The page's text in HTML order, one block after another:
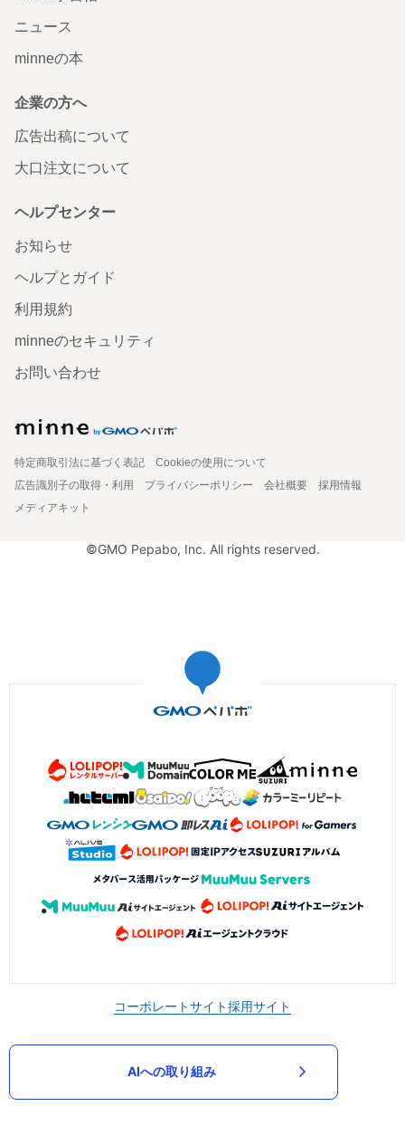
ニュース
minneの本
企業の方へ
広告出稿について
大口注文について
ヘルプセンター
お知らせ
ヘルプとガイド
利用規約
minneのセキュリティ
お問い合わせ
特定商取引法に基づく表記
Cookieの使用について
広告識別子の取得・利用
プライバシーポリシー 会社概要
採用情報
メディアキット
©GMO Pepabo, Inc. All rights reserved.
コーポレートサイト採用サイト
AIへの取り組み